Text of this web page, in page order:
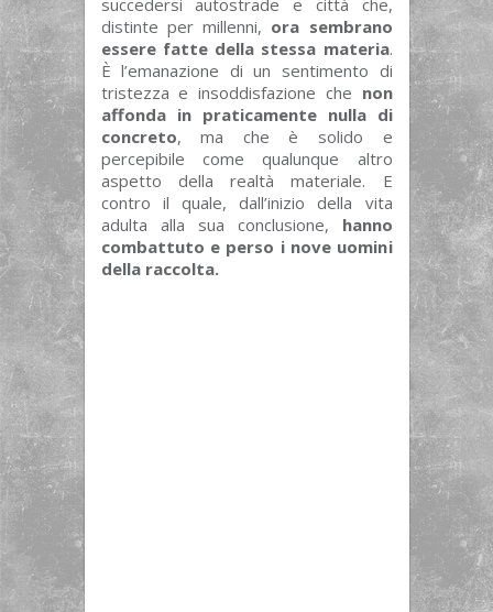
succedersi autostrade e città che,
distinte per millenni, ora sembrano
essere fatte della stessa materia.
È l’emanazione di un sentimento di
tristezza e insoddisfazione che non
affonda in praticamente nulla di
concreto, ma che è solido e
percepibile come qualunque altro
aspetto della realtà materiale. E
contro il quale, dall’inizio della vita
adulta alla sua conclusione, hanno
combattuto e perso i nove uomini
della raccolta.